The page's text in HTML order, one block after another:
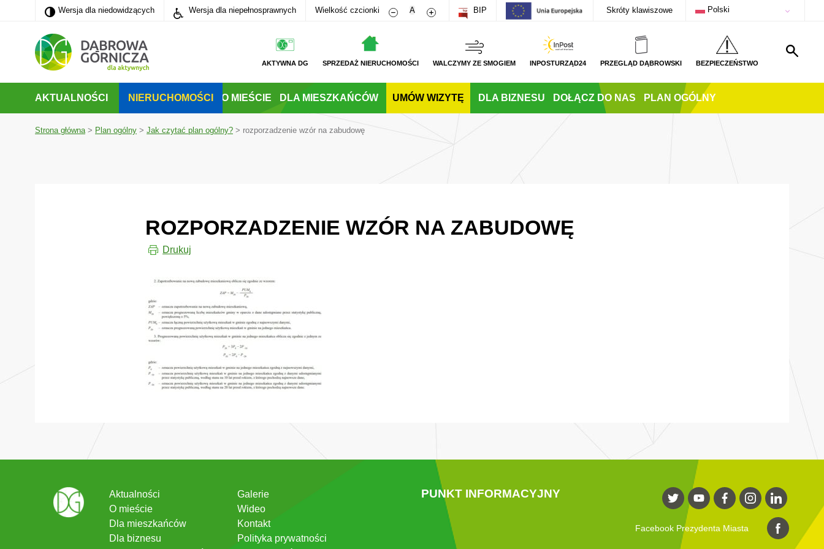
PRZEJDŹ DO MENU GŁÓWNEGO
PRZEJDŹ DO WYSZUKIWARKI
Wersja dla niedowidzących
Wersja dla niedowidzących Wersja dla niepełnosprawnych Wielkość czcionki Zmniejsz rozmiar czcionki
A Zwiększ rozmiar czcionki
BIP Skróty klawiszowe Polski
AKTYWNA DG SPRZEDAŻ NIERUCHOMOŚCI WALCZYMY ZE SMOGIEM INPOSTURZĄD24 PRZEGLĄD DĄBROWSKI BEZPIECZEŃSTWO
AKTUALNOŚCI NIERUCHOMOŚCI O MIEŚCIE DLA MIESZKAŃCÓW UMÓW WIZYTĘ DLA BIZNESU DOŁĄCZ DO NAS PLAN OGÓLNY
Strona główna> Plan ogólny > Jak czytać plan ogólny? > rozporzadzenie wzór na zabudowę
ROZPORZADZENIE WZÓR NA ZABUDOWĘ
Drukuj
Aktualności
O mieście
Dla mieszkańców
Dla biznesu
Galerie
Wideo
Kontakt
Polityka prywatności
PUNKT INFORMACYJNY
Facebook Prezydenta Miasta